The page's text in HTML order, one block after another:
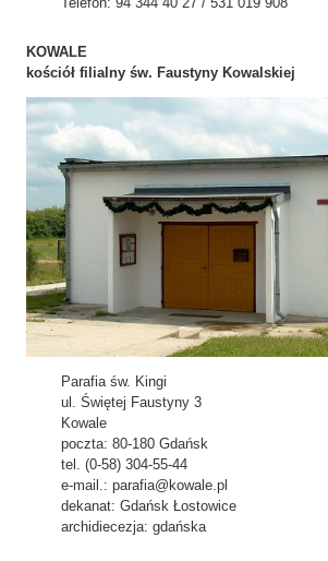
KOWALE
kościół filialny św. Faustyny Kowalskiej
Parafia św. Kingi
ul. Świętej Faustyny 3
Kowale
poczta: 80-180 Gdańsk
tel. (0-58) 304-55-44
e-mail.: parafia@kowale.pl
dekanat: Gdańsk Łostowice
archidiecezja: gdańska